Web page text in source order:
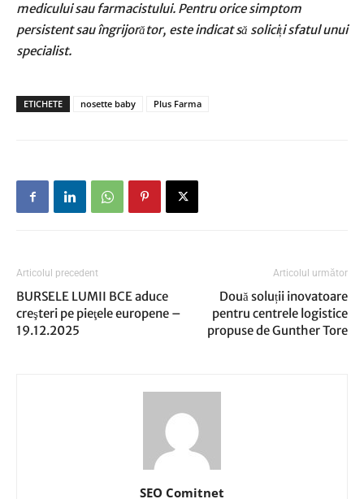
medicului sau farmacistului. Pentru orice simptom
persistent sau îngrijorător, este indicat să soliciți sfatul unui
specialist.
ETICHETE nosette baby Plus Farma
Articolul precedent
BURSELE LUMII BCE aduce
creşteri pe pieţele europene –
19.12.2025
Articolul următor
Două soluții inovatoare
pentru centrele logistice
propuse de Gunther Tore
SEO Comitnet